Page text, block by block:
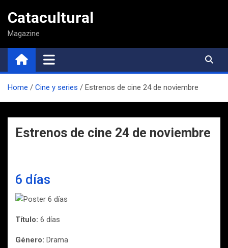
contenido
Catacultural
Magazine
Home Cine y series Estrenos de cine 24 de noviembre
Estrenos de cine 24 de noviembre
6 días
Título: 6 días
Género: Drama